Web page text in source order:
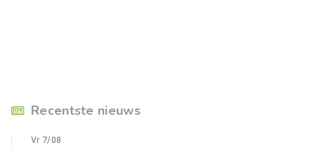
Recentste nieuws
Vr 7/08